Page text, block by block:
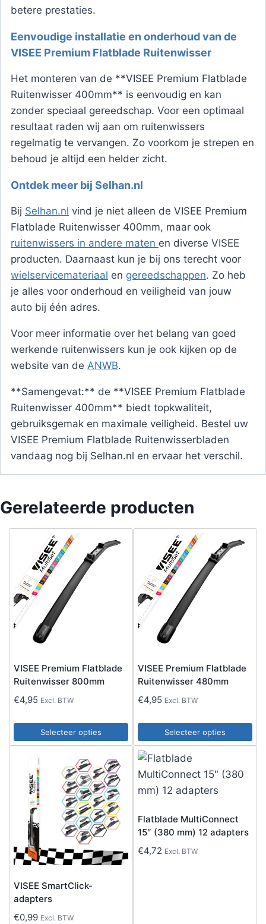
betere prestaties.
Eenvoudige installatie en onderhoud van de
VISEE Premium Flatblade Ruitenwisser
Het monteren van de **VISEE Premium Flatblade
Ruitenwisser 400mm** is eenvoudig en kan
zonder speciaal gereedschap. Voor een optimaal
resultaat raden wij aan om ruitenwissers
regelmatig te vervangen. Zo voorkom je strepen en
behoud je altijd een helder zicht.
Ontdek meer bij Selhan.nl
Bij Selhan.nl vind je niet alleen de VISEE Premium
Flatblade Ruitenwisser 400mm, maar ook
ruitenwissers in andere maten en diverse VISEE
producten. Daarnaast kun je bij ons terecht voor
wielservicemateriaal en gereedschappen. Zo heb
je alles voor onderhoud en veiligheid van jouw
auto bij één adres.
Voor meer informatie over het belang van goed
werkende ruitenwissers kun je ook kijken op de
website van de ANWB.
**Samengevat:** de **VISEE Premium Flatblade
Ruitenwisser 400mm** biedt topkwaliteit,
gebruiksgemak en maximale veiligheid. Bestel uw
VISEE Premium Flatblade Ruitenwisserbladen
vandaag nog bij Selhan.nl en ervaar het verschil.
Gerelateerde producten
VISEE Premium Flatblade
Ruitenwisser 800mm
€4,95 Excl. BTW
Selecteer opties
Dit
product
heeft
meerdere
variaties.
Deze
optie
kan
worden
VISEE Premium Flatblade
Ruitenwisser 480mm
€4,95 Excl. BTW
Selecteer opties
Dit
product
heeft
meerdere
Deze
optie
VISEE SmartClick-
adapters
€0,99 Excl. BTW
Flatblade MultiConnect
15″ (380 mm) 12 adapters
€4,72 Excl. BTW